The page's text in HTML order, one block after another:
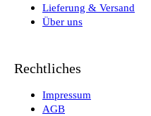
Lieferung & Versand
Über uns
Rechtliches
Impressum
AGB